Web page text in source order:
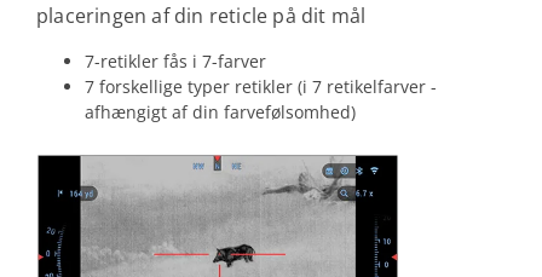
placeringen af ​​din reticle på dit mål
7-retikler fås i 7-farver
7 forskellige typer retikler (i 7 retikelfarver -
afhængigt af din farvefølsomhed)